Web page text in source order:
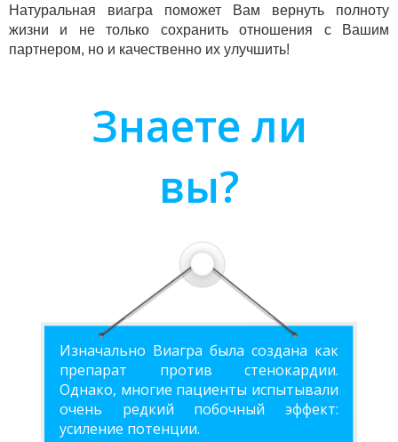
Натуральная виагра поможет Вам вернуть полноту
жизни и не только сохранить отношения с Вашим
партнером, но и качественно их улучшить!
Знаете ли
вы?
Изначально Виагра была создана как
препарат против стенокардии.
Однако, многие пациенты испытывали
очень редкий побочный эффект:
усиление потенции.